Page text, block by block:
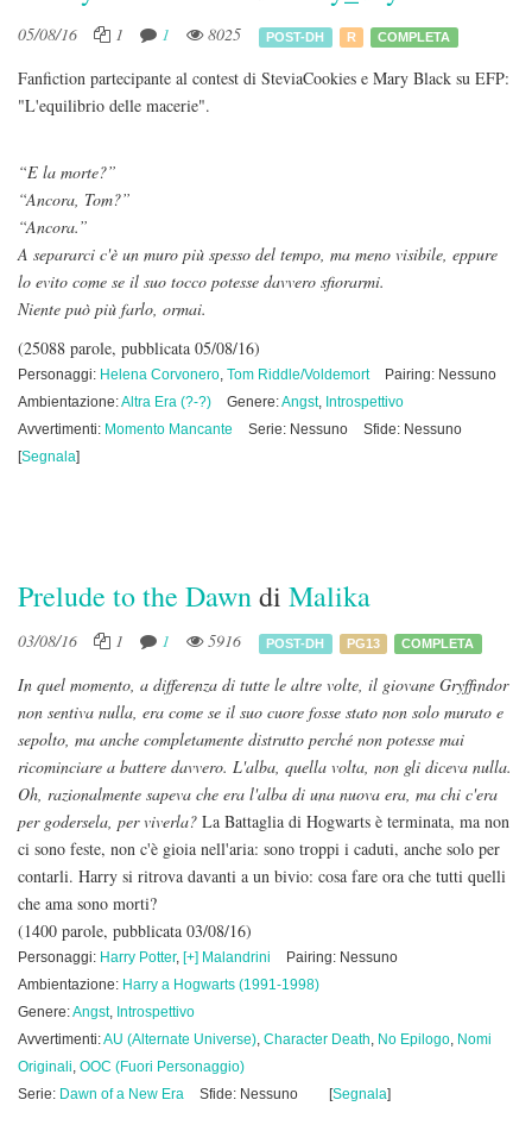
05/08/16 1 1 8025 POST-DH R COMPLETA
Fanfiction partecipante al contest di SteviaCookies e Mary Black su EFP:
"L'equilibrio delle macerie".
“E la morte?”
“Ancora, Tom?”
“Ancora.”
A separarci c'è un muro più spesso del tempo, ma meno visibile, eppure
lo evito come se il suo tocco potesse davvero sfiorarmi.
Niente può più farlo, ormai.
(25088 parole, pubblicata 05/08/16)
Personaggi: Helena Corvonero, Tom Riddle/Voldemort
Pairing: Nessuno
Ambientazione:Altra Era (?-?) Genere:Angst, Introspettivo
Avvertimenti: Momento Mancante Serie: Nessuno
Sfide: Nessuno
[Segnala]
Prelude to the Dawndi Malika
03/08/16 1 1 5916 POST-DH PG13 COMPLETA
In quel momento, a differenza di tutte le altre volte, il giovane Gryffindor
non sentiva nulla, era come se il suo cuore fosse stato non solo murato e
sepolto, ma anche completamente distrutto perché non potesse mai
ricominciare a battere davvero. L'alba, quella volta, non gli diceva nulla.
Oh, razionalmente sapeva che era l'alba di una nuova era, ma chi c'era
per godersela, per viverla? La Battaglia di Hogwarts è terminata, ma non
ci sono feste, non c'è gioia nell'aria: sono troppi i caduti, anche solo per
contarli. Harry si ritrova davanti a un bivio: cosa fare ora che tutti quelli
che ama sono morti?
(1400 parole, pubblicata 03/08/16)
Personaggi: Harry Potter, [+] Malandrini
Pairing: Nessuno
Ambientazione: Harry a Hogwarts (1991-1998)
Genere:Angst, Introspettivo
Avvertimenti:AU (Alternate Universe), Character Death, No Epilogo, Nomi
Originali, OOC (Fuori Personaggio)
Serie: Dawn of a New Era Sfide: Nessuno [Segnala]